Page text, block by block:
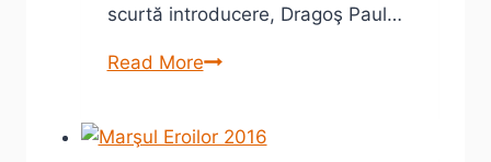
scurtă introducere, Dragoş Paul…
Read MoreCultura
Dragoş